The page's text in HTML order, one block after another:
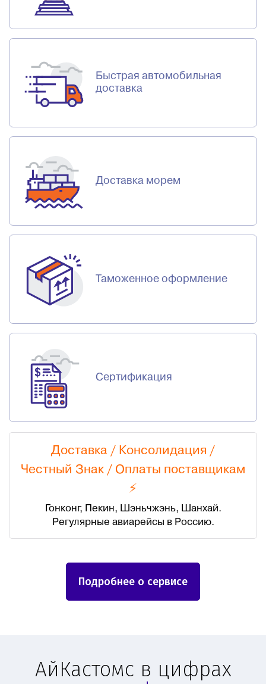
Быстрая автомобильная
доставка
Доставка морем
Таможенное оформление
Сертификация
Доставка / Консолидация /
Честный Знак / Оплаты поставщикам
⚡
Гонконг, Пекин, Шэньчжэнь, Шанхай.
Регулярные авиарейсы в Россию.
Подробнее о сервисе
АйКастомс в цифрах